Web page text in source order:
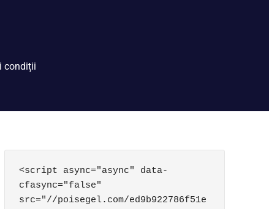
condiții
<script async="async" data-
cfasync="false"
src="//poisegel.com/ed9b922786f51e